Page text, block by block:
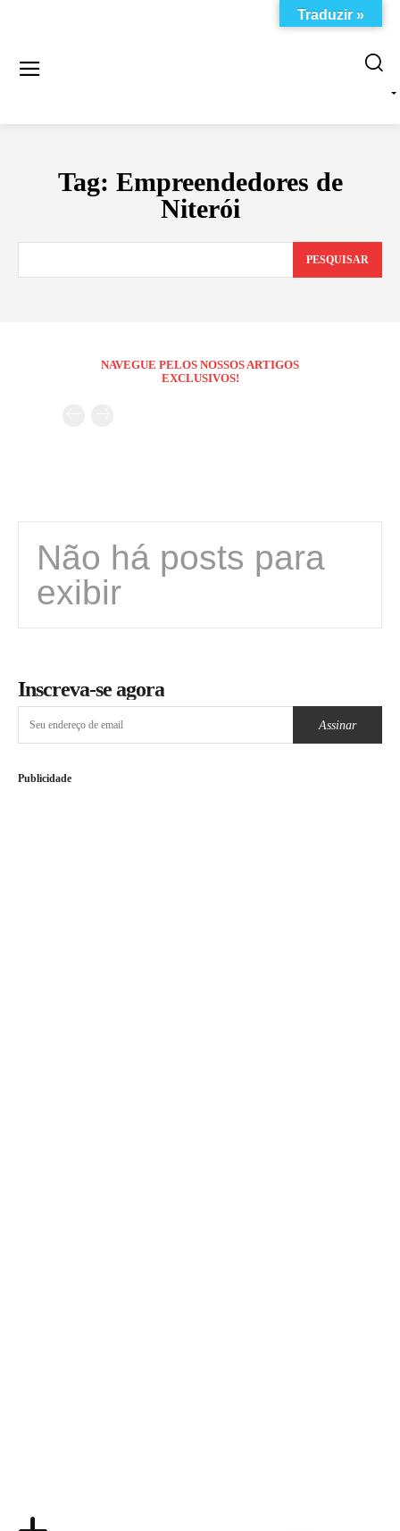
Tag: Empreendedores de
Niterói
PESQUISAR
NAVEGUE PELOS NOSSOS ARTIGOS
EXCLUSIVOS!
Não há posts para
exibir
Inscreva-se agora
Assinar
Publicidade
Traduzir »